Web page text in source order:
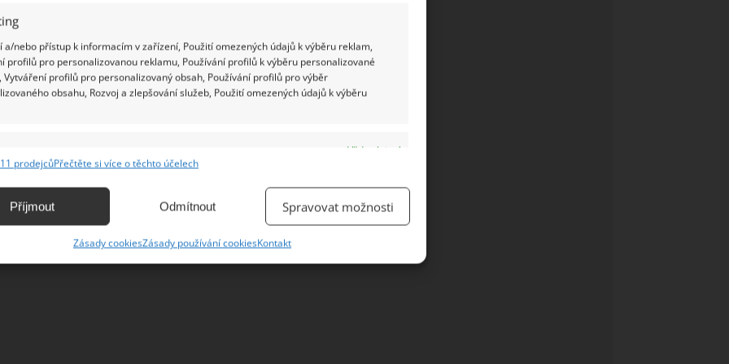
a/nebo přístup k informacím v zařízení, Použití omezených údajů k výběru reklam,
profilů pro personalizovanou reklamu, Používání profilů k výběru personalizované
Vytváření profilů pro personalizovaný obsah, Používání profilů pro výběr
obsahu, Rozvoj a zlepšování služeb, Použití omezených údajů k výběru
Vždy aktivní
zařízení na základě automaticky přenášených informací.
aktivně vyžádaných informací.
prodejcůPřečtěte si více o těchto účelech
Příjmout Odmítnout Spravovat možnosti
Zásady cookiesZásady používání cookiesKontakt
podklady z veřejně dostupných